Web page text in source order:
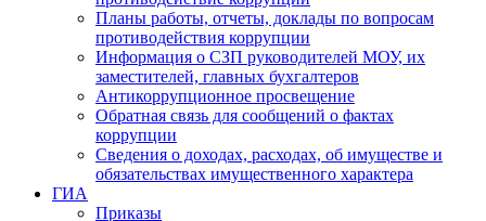
Планы работы, отчеты, доклады по вопросам
противодействия коррупции
Информация о СЗП руководителей МОУ, их
заместителей, главных бухгалтеров
Антикоррупционное просвещение
Обратная связь для сообщений о фактах
коррупции
Сведения о доходах, расходах, об имуществе и
обязательствах имущественного характера
ГИА
Приказы